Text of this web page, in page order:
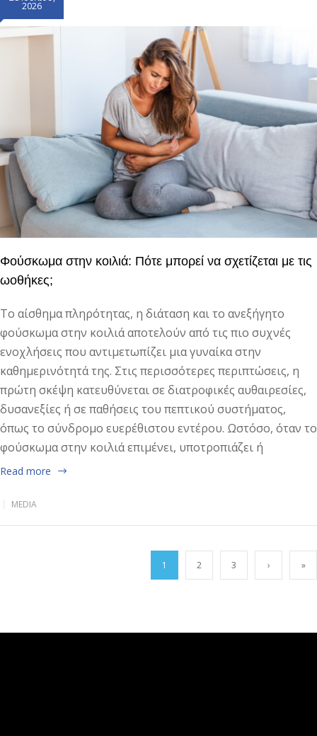
2026
Φούσκωμα στην κοιλιά: Πότε μπορεί να σχετίζεται με τις
ωοθήκες;
Το αίσθημα πληρότητας, η διάταση και το ανεξήγητο
φούσκωμα στην κοιλιά αποτελούν από τις πιο συχνές
ενοχλήσεις που αντιμετωπίζει μια γυναίκα στην
καθημερινότητά της. Στις περισσότερες περιπτώσεις, η
πρώτη σκέψη κατευθύνεται σε διατροφικές αυθαιρεσίες,
δυσανεξίες ή σε παθήσεις του πεπτικού συστήματος,
όπως το σύνδρομο ευερέθιστου εντέρου. Ωστόσο, όταν το
φούσκωμα στην κοιλιά επιμένει, υποτροπιάζει ή
Read more
MEDIA
1 2 3 › »
Πρόγραμμα